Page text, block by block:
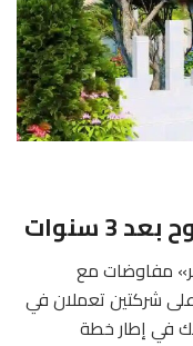
سنوات
«أب تاون 6 أكتوبر» مفاوضات مع
شركتين تعملان في
في إطار خطة